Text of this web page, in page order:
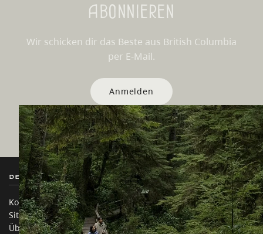
Abonnieren
Wir schicken dir das Beste aus British Columbia
per E-Mail.
Anmelden
Destination BC
Kontakt
Sitemap
Über uns
Unsere Websites
Reisebranche
Medien
Unternehmen